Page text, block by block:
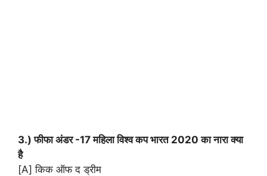
3.) फीफा अंडर -17 महिला विश्व कप भारत 2020 का नारा क्या
है
[A] किक ऑफ द ड्रीम